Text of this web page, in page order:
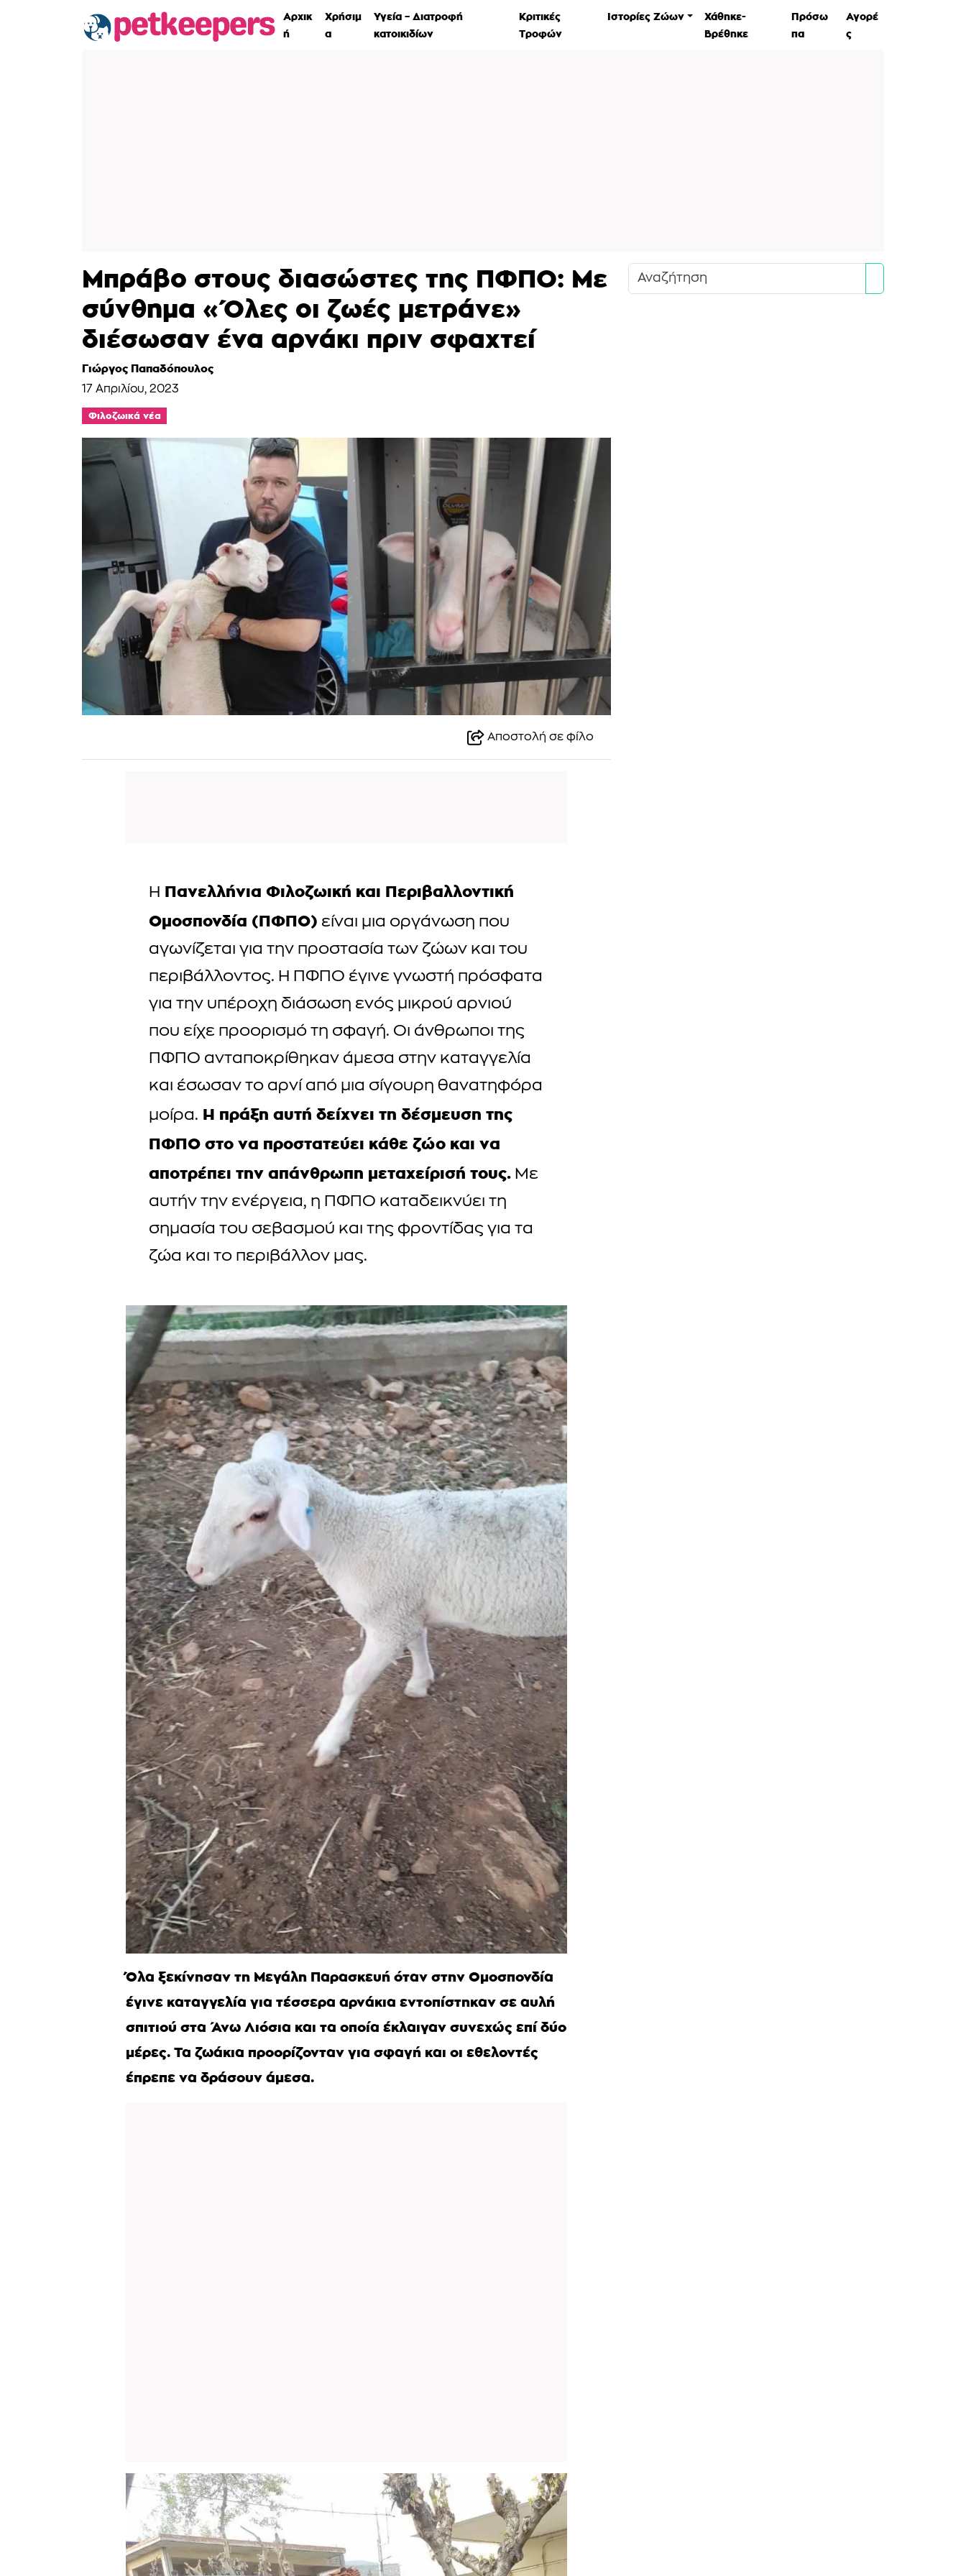
Αρχικ
ή
Χρήσιμ
α
Υγεία – Διατροφή
κατοικιδίων
Κριτικές
Τροφών
Ιστορίες Ζώων
Χάθηκε-
Βρέθηκε
Πρόσω
πα
Αγορέ
ς
Μπράβο στους διασώστες της ΠΦΠΟ: Με
σύνθημα «Όλες οι ζωές μετράνε»
διέσωσαν ένα αρνάκι πριν σφαχτεί
Γιώργος Παπαδόπουλος
17 Απριλίου, 2023
Φιλοζωικά νέα
Αποστολή σε φίλο
Η Πανελλήνια Φιλοζωική και Περιβαλλοντική
Ομοσπονδία (ΠΦΠΟ) είναι μια οργάνωση που
αγωνίζεται για την προστασία των ζώων και του
περιβάλλοντος. Η ΠΦΠΟ έγινε γνωστή πρόσφατα
για την υπέροχη διάσωση ενός μικρού αρνιού
που είχε προορισμό τη σφαγή. Οι άνθρωποι της
ΠΦΠΟ ανταποκρίθηκαν άμεσα στην καταγγελία
και έσωσαν το αρνί από μια σίγουρη θανατηφόρα
μοίρα. Η πράξη αυτή δείχνει τη δέσμευση της
ΠΦΠΟ στο να προστατεύει κάθε ζώο και να
αποτρέπει την απάνθρωπη μεταχείρισή τους. Με
αυτήν την ενέργεια, η ΠΦΠΟ καταδεικνύει τη
σημασία του σεβασμού και της φροντίδας για τα
ζώα και το περιβάλλον μας.
Όλα ξεκίνησαν τη Μεγάλη Παρασκευή όταν στην Ομοσπονδία
έγινε καταγγελία για τέσσερα αρνάκια εντοπίστηκαν σε αυλή
σπιτιού στα Άνω Λιόσια και τα οποία έκλαιγαν συνεχώς επί δύο
μέρες. Τα ζωάκια προορίζονταν για σφαγή και οι εθελοντές
έπρεπε να δράσουν άμεσα.
Search